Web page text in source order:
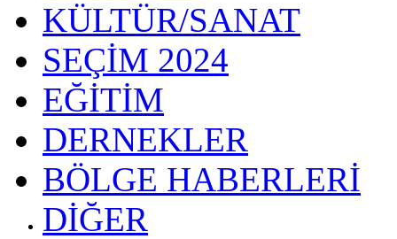
KÜLTÜR/SANAT
SEÇİM 2024
EĞİTİM
DERNEKLER
BÖLGE HABERLERİ
DİĞER